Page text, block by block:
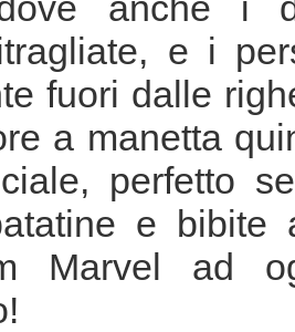
e i
fuori dalle
a manetta
perfetto
e bibite
Marvel ad